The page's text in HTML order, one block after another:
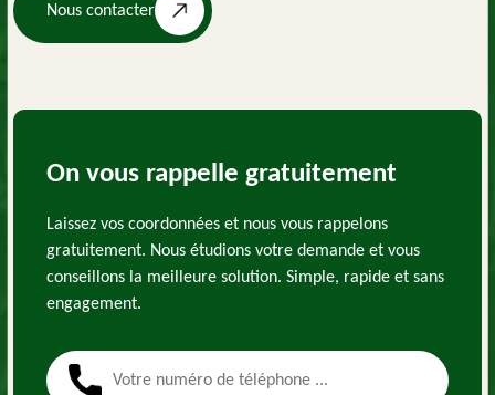
Nous contacter
On vous rappelle gratuitement
Laissez vos coordonnées et nous vous rappelons
gratuitement. Nous étudions votre demande et vous
conseillons la meilleure solution. Simple, rapide et sans
engagement.